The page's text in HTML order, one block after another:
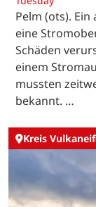
Pelm (ots).
eine
Schäden
einem
mussten
bekannt. …
Kreis